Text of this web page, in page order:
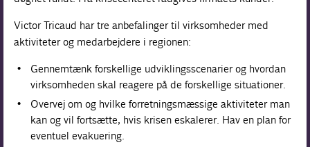
Victor Tricaud har tre anbefalinger til virksomheder med
aktiviteter og medarbejdere i regionen:
Gennemtænk forskellige udviklingsscenarier og hvordan
virksomheden skal reagere på de forskellige situationer.
Overvej om og hvilke forretningsmæssige aktiviteter man
kan og vil fortsætte, hvis krisen eskalerer. Hav en plan for
eventuel evakuering.